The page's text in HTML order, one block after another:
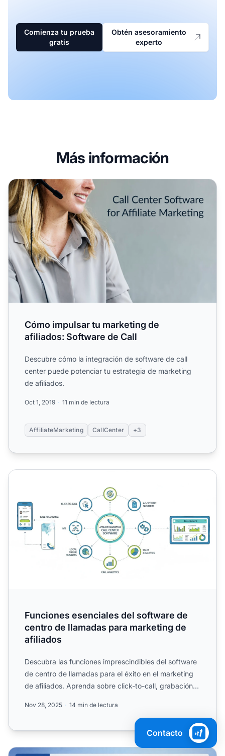
Comienza tu prueba
gratis
Obtén asesoramiento
experto
Más información
Cómo impulsar tu marketing de afiliados: Software de Call
Cómo impulsar tu marketing de
afiliados: Software de Call
Descubre cómo la integración de software de call
center puede potenciar tu estrategia de marketing
de afiliados.
Oct 1, 2019 11 min de lectura
AffiliateMarketing CallCenter +3
Funciones esenciales del software de centro de
Funciones esenciales del software de
centro de llamadas para marketing de
afiliados
Descubra las funciones imprescindibles del software
de centro de llamadas para el éxito en el marketing
de afiliados. Aprenda sobre click-to-call, grabación
Nov 28, 2025 14 min de lectura
¿Cómo ayuda el software de marketing de afiliados? Guía
Contacto